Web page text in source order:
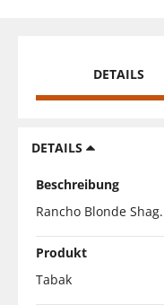
DETAILS
DETAILS
Beschreibung
Rancho Blonde Shag.
Produkt
Tabak